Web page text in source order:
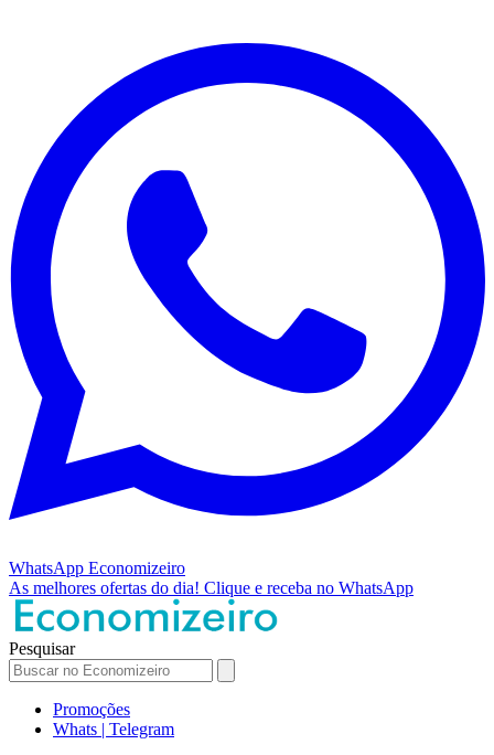
WhatsApp Economizeiro
As melhores ofertas do dia! Clique e receba no WhatsApp
Pesquisar
Promoções
Whats | Telegram